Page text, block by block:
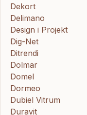
Dekort
Delimano
Design i Projekt
Dig-Net
Ditrendi
Dolmar
Domel
Dormeo
Dubiel Vitrum
Duravit